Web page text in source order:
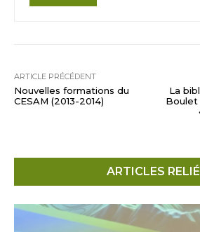
ARTICLE PRÉCÉDENT
Nouvelles formations du
CESAM (2013-2014)
La
Boulet
ARTICLES